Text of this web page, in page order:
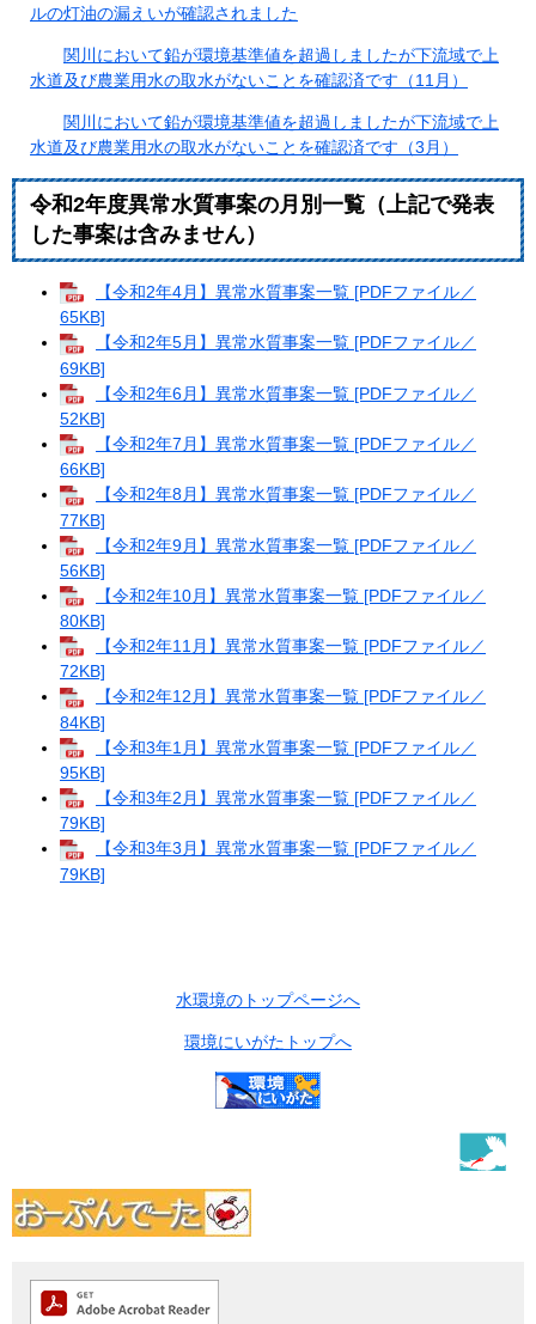
ルの灯油の漏えいが確認されました
関川において鉛が環境基準値を超過しましたが下流域で上
水道及び農業用水の取水がないことを確認済です（11月）
関川において鉛が環境基準値を超過しましたが下流域で上
水道及び農業用水の取水がないことを確認済です（3月）
令和2年度異常水質事案の月別一覧（上記で発表
した事案は含みません）
【令和2年4月】異常水質事案一覧 [PDFファイル／
65KB]
【令和2年5月】異常水質事案一覧 [PDFファイル／
69KB]
【令和2年6月】異常水質事案一覧 [PDFファイル／
52KB]
【令和2年7月】異常水質事案一覧 [PDFファイル／
66KB]
【令和2年8月】異常水質事案一覧 [PDFファイル／
77KB]
【令和2年9月】異常水質事案一覧 [PDFファイル／
56KB]
【令和2年10月】異常水質事案一覧 [PDFファイル／
80KB]
【令和2年11月】異常水質事案一覧 [PDFファイル／
72KB]
【令和2年12月】異常水質事案一覧 [PDFファイル／
84KB]
【令和3年1月】異常水質事案一覧 [PDFファイル／
95KB]
【令和3年2月】異常水質事案一覧 [PDFファイル／
79KB]
【令和3年3月】異常水質事案一覧 [PDFファイル／
79KB]
水環境のトップページへ
環境にいがたトップへ